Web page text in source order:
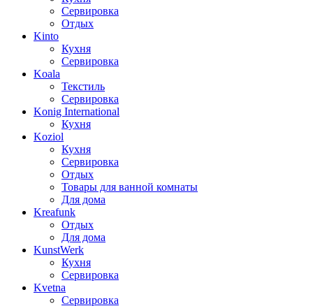
Сервировка
Отдых
Kinto
Кухня
Сервировка
Koala
Текстиль
Сервировка
Konig International
Кухня
Koziol
Кухня
Сервировка
Отдых
Товары для ванной комнаты
Для дома
Kreafunk
Отдых
Для дома
KunstWerk
Кухня
Сервировка
Kvetna
Сервировка